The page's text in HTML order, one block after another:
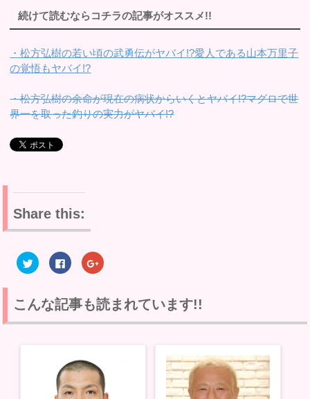
続けて読むならコチラの記事がオススメ!!
・松方弘樹の若い頃の武勇伝がヤバイ!?愛人である山本万里子
の覚悟もヤバイ!?
・松方弘樹の余命が現在の病状からいくとヤバイ!?マグロで世
界一を取った釣りの実力がヤバイ!?
Share this:
ク
リ
て
T
i
F
a
o
o
で
る
に
ク
リ
ク
リ
て
G
o
で
共
有
(
こんな記事も読まれています!!